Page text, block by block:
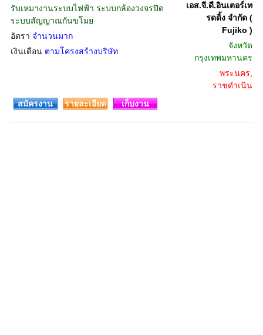
รับเหมางานระบบไฟฟ้า ระบบกล้องวงจรปิด
ระบบสัญญาณกันขโมย
อัตรา จำนวนมาก
เงินเดือน ตามโครงสร้างบริษัท
เอส.จี.ดี.อินเตอร์เท
รดดิ้ง จำกัด (
Fujiko )
จังหวัด
กรุงเทพมหานคร
พระนคร,
ราชดำเนิน
สมัครงาน
รายละเอียด เก็บงาน